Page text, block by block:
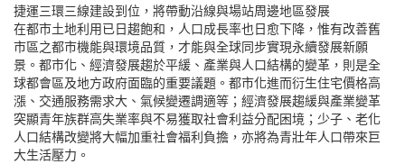
捷運三環三線建設到位，將帶動沿線與場站周邊地區發展
在都市土地利用已日趨飽和，人口成長率也日愈下降，惟有改善舊
市區之都市機能與環境品質，才能與全球同步實現永續發展新願
景。都市化、經濟發展趨於平緩、產業與人口結構的變革，則是全
球都會區及地方政府面臨的重要議題。都市化進而衍生住宅價格高
漲、交通服務需求大、氣候變遷調適等；經濟發展趨緩與產業變革
突顯青年族群高失業率與不易獲取社會利益分配困境；少子、老化
人口結構改變將大幅加重社會福利負擔，亦將為青壯年人口帶來巨
大生活壓力。